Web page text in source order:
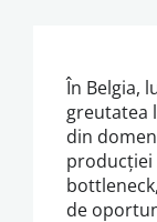
În Belgia,
greutatea
din
producției
de